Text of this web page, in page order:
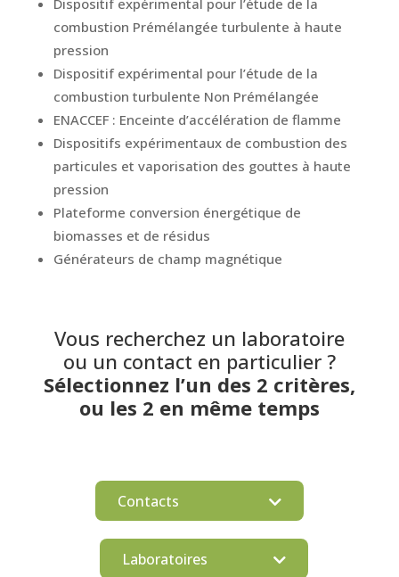
Dispositif expérimental pour l’étude de la
combustion Prémélangée turbulente à haute
pression
Dispositif expérimental pour l’étude de la
combustion turbulente Non Prémélangée
ENACCEF : Enceinte d’accélération de flamme
Dispositifs expérimentaux de combustion des
particules et vaporisation des gouttes à haute
pression
Plateforme conversion énergétique de
biomasses et de résidus
Générateurs de champ magnétique
Vous recherchez un laboratoire
ou un contact en particulier ?
Sélectionnez l’un des 2 critères,
ou les 2 en même temps
Contacts
Laboratoires